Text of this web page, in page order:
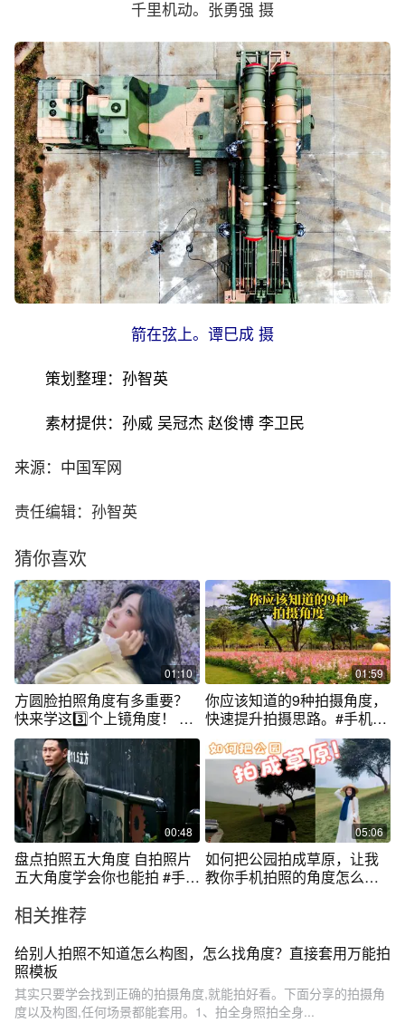
千里机动。张勇强 摄
箭在弦上。谭巳成 摄
策划整理：孙智英
素材提供：孙威 吴冠杰 赵俊博 李卫民
来源：中国军网
责任编辑：孙智英
猜你喜欢
01:10
方圆脸拍照角度有多重要？
快来学这3️⃣个上镜角度！ #
拍照技巧 #拍照📸 #方圆脸拍
照 #拍照教程 #显瘦拍照
01:59
你应该知道的9种拍摄角度，
快速提升拍摄思路。#手机拍
00:48
盘点拍照五大角度 自拍照片
五大角度学会你也能拍 #手机
拍照片怎么找角度 #自拍
05:06
如何把公园拍成草原，让我
教你手机拍照的角度怎么
相关推荐
给别人拍照不知道怎么构图，怎么找角度？直接套用万能拍
照模板
其实只要学会找到正确的拍摄角度,就能拍好看。下面分享的拍摄角
度以及构图,任何场景都能套用。1、拍全身照拍全身...